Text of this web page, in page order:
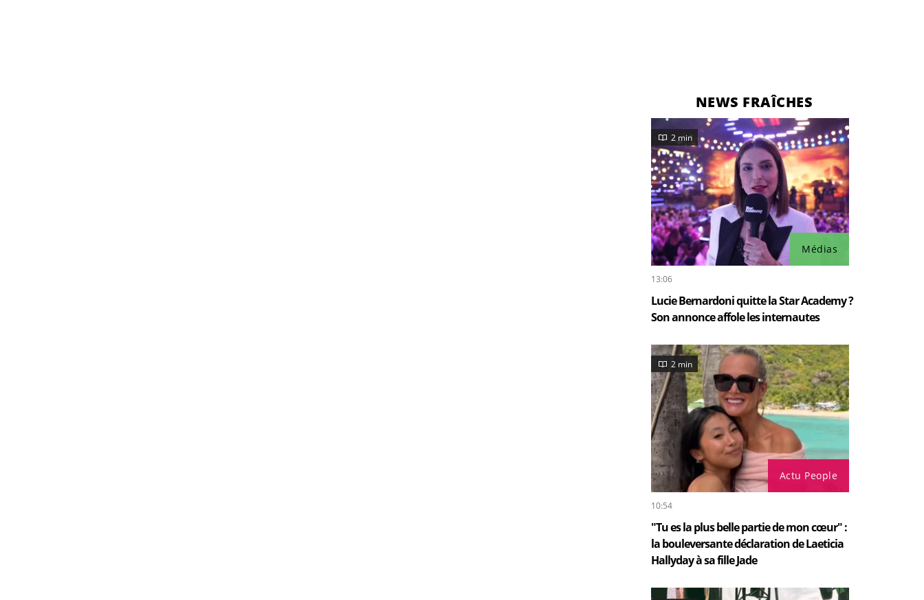
NEWS FRAÎCHES
Médias
2 min
13:06
Lucie Bernardoni quitte la Star Academy ?
Son annonce affole les internautes
Actu People
2 min
10:54
"Tu es la plus belle partie de mon cœur" :
la bouleversante déclaration de Laeticia
Hallyday à sa fille Jade